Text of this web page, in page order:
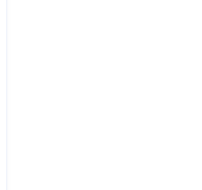
博快手ID@吉祥物泡芙"